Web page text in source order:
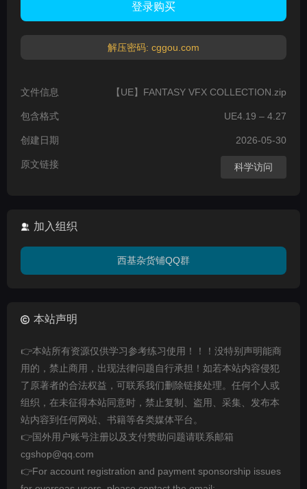
登录购买
解压密码: cggou.com
文件信息 【UE】FANTASY VFX COLLECTION.zip
包含格式 UE4.19 – 4.27
创建日期 2026-05-30
原文链接 科学访问
加入组织
西基杂货铺QQ群
本站声明
👉本站所有资源仅供学习参考练习使用！！！没特别声明能商
用的，禁止商用，出现法律问题自行承担！如若本站内容侵犯
了原著者的合法权益，可联系我们删除链接处理。任何个人或
组织，在未征得本站同意时，禁止复制、盗用、采集、发布本
站内容到任何网站、书籍等各类媒体平台。
👉国外用户账号注册以及支付赞助问题请联系邮箱
cgshop@qq.com
👉For account registration and payment sponsorship issues